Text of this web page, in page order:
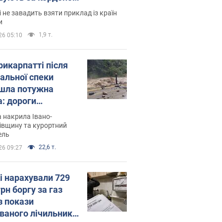
не завадить взяти приклад із країн
05:10 1,9 т.
після
спеки
потужна
дороги
на
Відео
накрила Івано-
та курортний
09:27 22,6 т.
нарахували 729
боргу за газ
покази
лічильника: